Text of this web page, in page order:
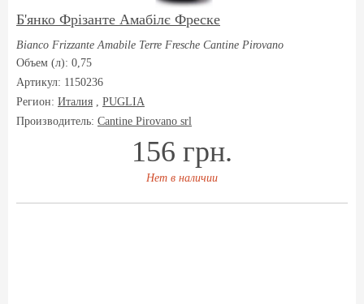
Б'янко Фрізанте Амабілє Фреске
Bianco Frizzante Amabile Terre Fresche Cantine Pirovano
Объем (л): 0,75
Артикул: 1150236
Регион: Италия , PUGLIA
Производитель: Cantine Pirovano srl
156 грн.
Нет в наличии